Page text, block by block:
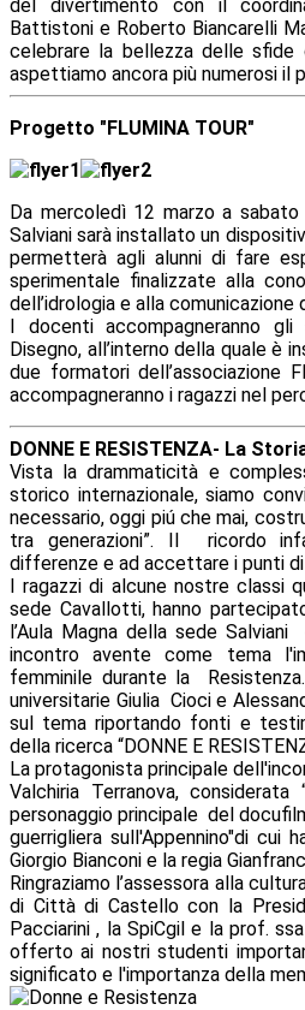
del divertimento con il
Battistoni e Roberto Biancarelli
celebrare la bellezza delle sfide
aspettiamo ancora più numerosi il
Progetto "FLUMINA TOUR"
Da mercoledì 12 marzo a
Salviani sarà installato un
permetterà agli alunni di fare
sperimentale finalizzate alla
dell’idrologia e alla comunicazione
I docenti accompagneranno
Disegno, all’interno della quale è
due formatori dell’associazione
accompagneranno i ragazzi nel
DONNE E RESISTENZA- La
Vista la drammaticità e
storico internazionale, siamo
necessario, oggi piú che mai,
tra generazioni”. Il ricordo
differenze e ad accettare i punti
I ragazzi di alcune nostre classi
sede Cavallotti, hanno
l’Aula Magna della sede
incontro avente come tema
femminile durante la
universitarie Giulia Cioci e
sul tema riportando fonti e
della ricerca “DONNE E
La protagonista principale
Valchiria Terranova, considerata
personaggio principale del
guerrigliera sull'Appennino"di cui
Giorgio Bianconi e la regia
Ringraziamo l’assessora alla
di Città di Castello con la
Pacciarini , la SpiCgil e la prof.
offerto ai nostri studenti
significato e l'importanza della